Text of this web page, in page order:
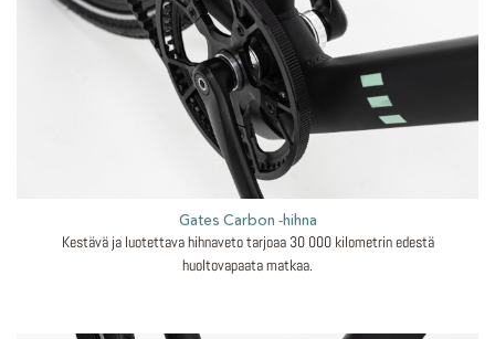
Gates Carbon -hihna
Kestävä ja luotettava hihnaveto tarjoaa 30 000 kilometrin edestä
huoltovapaata matkaa.